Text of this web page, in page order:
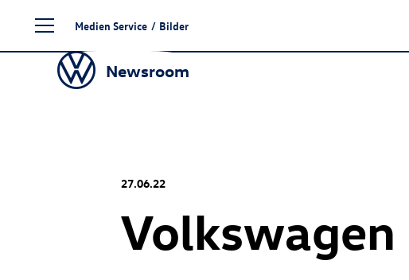
Seiteninhalt
springen
Medien Service / Bilder
Newsroom
27.06.22
Volkswagen